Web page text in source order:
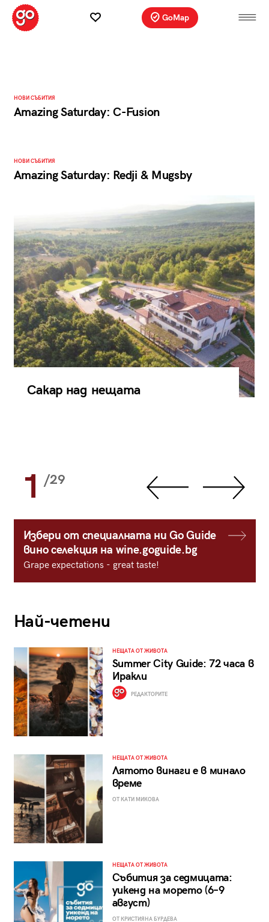
GoMap
НОВИ СЪБИТИЯ
Amazing Saturday: C-Fusion
НОВИ СЪБИТИЯ
Amazing Saturday: Redji & Mugsby
Сакар над нещата
1 /29
Избери от специалната ни Go Guide
вино селекция на wine.goguide.bg
Grape expectations - great taste!
Най-четени
НЕЩАТА ОТ ЖИВОТА
Summer City Guide: 72 часа в
Иракли
РЕДАКТОРИТЕ
НЕЩАТА ОТ ЖИВОТА
Лятото винаги е в минало
време
ОТ КАТИ МИКОВА
НЕЩАТА ОТ ЖИВОТА
Събития за седмицата:
уикенд на морето (6–9
август)
ОТ КРИСТИЯНА БУРДЕВА